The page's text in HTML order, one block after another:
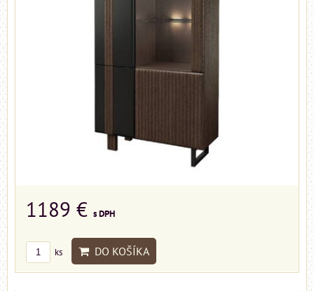
1189 € s DPH
ks DO KOŠÍKA